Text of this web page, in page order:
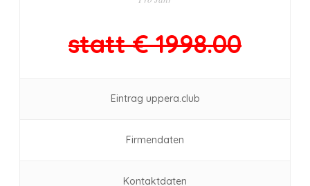
statt € 1998.00
Eintrag uppera.club
Firmendaten
Kontaktdaten